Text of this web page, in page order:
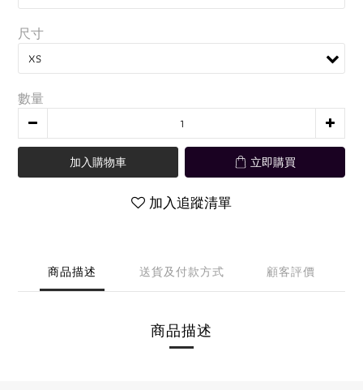
尺寸
數量
加入購物車 立即購買
加入追蹤清單
商品描述 送貨及付款方式 顧客評價
商品描述